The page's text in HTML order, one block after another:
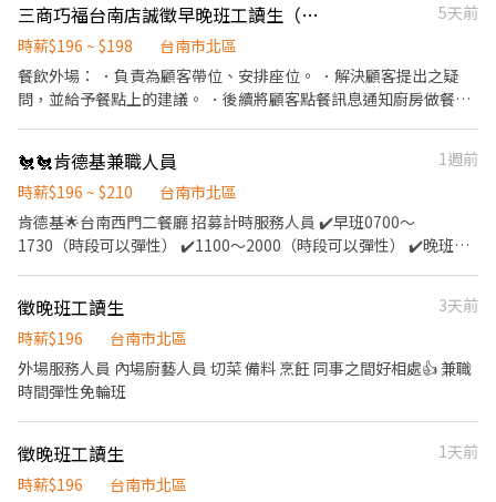
備、整理→料理製作→提供餐點→餐具清洗→庫存盤點、出貨 等 ⭕
獎金福利 ▪生日禮券 ▪不定期活動競賽獎金 ▪一年4次考核及調薪
▪加班費5分鐘為單位計算 ⭕企業魅力 ▪「以人為本」注重團隊合
作及交流，採納同仁的意見，提升參與感 ▪除學習到日本商業禮
力及成果將有升遷加薪的機會 ▪享有完善的福利制度，加班費為5
分鐘為單位計算，重視員工的辛勤付出 ▪計畫拓展全台灣，讓更多
三商巧福台南店誠徵早晚班工讀生（台南大潤發）
5天前
時薪$196 ~ $198
台南市北區
餐飲外場： ．負責為顧客帶位、安排座位。 ．解決顧客提出之疑
問，並給予餐點上的建議。 ．後續將顧客點餐訊息通知廚房做餐，
烹飪中之準備工作與其他餐廳相關事務。 ．負責洗、剝、削、切各
種食材。 ．負責清理工作環境、設備和餐具。 ．準備不同餐點所需
要的食材。 ．協助測量食材的容量與重量。 ．打包外帶服務。
🐔🐔肯德基兼職人員
1週前
時薪$196 ~ $210
台南市北區
肯德基🌟台南西門二餐廳 招募計時服務人員 ✔️早班0700～
1730（時段可以彈性） ✔️1100～2000（時段可以彈性） ✔️晚班
以兼顧 就在🌟肯德基🌟 任選四～八小時 ✅餐廳上班時間彈性多時段
可供選擇⏲️ ✅非常適合學生課業、打工兼職 ✅想要兼職的朋友目前
餐廳皆有職缺👏 ✅工作內容：烹炸、烤製、櫃檯點配餐、產品製
作、外送、外場清潔、廚房區清潔 ⭕️有任何問題可電洽歡迎來詢問
迎私訊我 跟我預約面試❤️❤️❤️
徵晚班工讀生
3天前
時薪$196
台南市北區
外場服務人員 內場廚藝人員 切菜 備料 烹飪 同事之間好相處👍 兼職
時間彈性免輪班
徵晚班工讀生
1天前
時薪$196
台南市北區